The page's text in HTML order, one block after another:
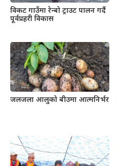
विकट गाउँमा रेन्बो ट्राउट पालन गर्दै
पूर्वप्रहरी विकास
जलजला आलुको बीउमा आत्मनिर्भर